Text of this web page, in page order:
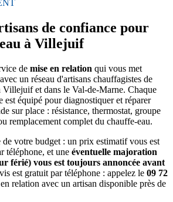
de confiance pour
à Villejuif
de mise en relation qui vous met
un réseau d'artisans chauffagistes de
Villejuif et dans le Val-de-Marne. Chaque
est équipé pour diagnostiquer et réparer
sur place : résistance, thermostat, groupe
remplacement complet du chauffe-eau.
de votre budget : un prix estimatif vous est
téléphone, et une éventuelle majoration
férié) vous est toujours annoncée avant
est gratuit par téléphone : appelez le 09 72
relation avec un artisan disponible près de